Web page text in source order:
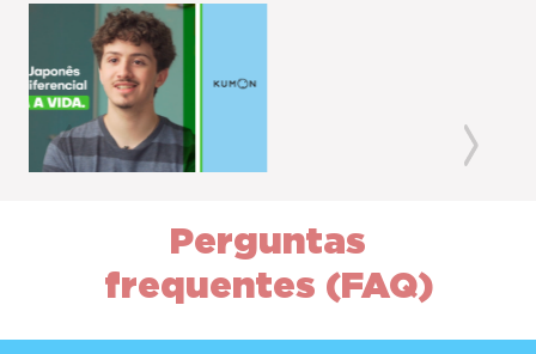
Previous
Perguntas
frequentes (FAQ)